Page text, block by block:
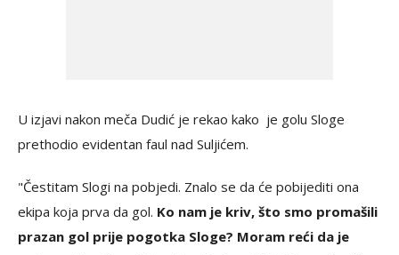
U izjavi nakon meča Dudić je rekao kako je golu Sloge
prethodio evidentan faul nad Suljićem.
"Čestitam Slogi na pobjedi. Znalo se da će pobijediti ona
ekipa koja prva da gol. Ko nam je kriv, što smo promašili
prazan gol prije pogotka Sloge? Moram reći da je